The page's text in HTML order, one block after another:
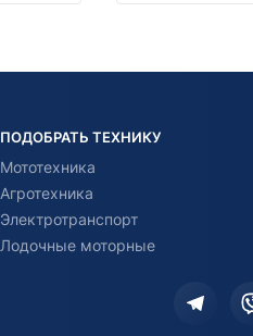
ПОДОБРАТЬ ТЕХНИКУ
Мототехника
Агротехника
Электротранспорт
Лодочные моторные